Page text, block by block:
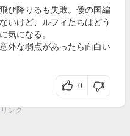
び降りるも失敗。倭の国編
いけど、ルフィたちはどう
気になる。
外な弱点があったら面白い
0
ンク